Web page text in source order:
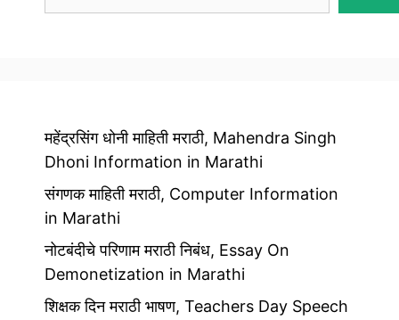
महेंद्रसिंग धोनी माहिती मराठी, Mahendra Singh
Dhoni Information in Marathi
संगणक माहिती मराठी, Computer Information
in Marathi
नोटबंदीचे परिणाम मराठी निबंध, Essay On
Demonetization in Marathi
शिक्षक दिन मराठी भाषण, Teachers Day Speech